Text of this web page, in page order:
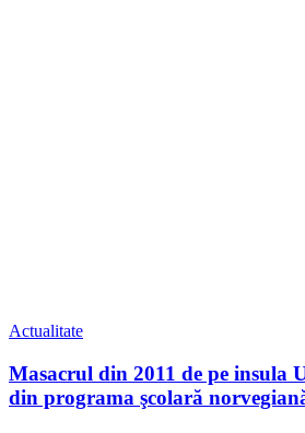
Actualitate
Masacrul din 2011 de pe insula
din programa şcolară